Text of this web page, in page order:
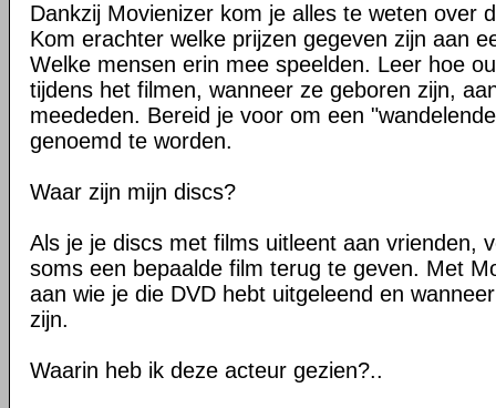
Dankzij Movienizer kom je alles te weten over
Kom erachter welke prijzen gegeven zijn aan
Welke mensen erin mee speelden. Leer hoe
tijdens het filmen, wanneer ze geboren zijn,
meededen. Bereid je voor om een
genoemd te worden.
Waar zijn mijn discs?
Als je je discs met films uitleent aan vrienden,
soms een bepaalde film terug te geven. Met
aan wie je die DVD hebt uitgeleend en
zijn.
Waarin heb ik deze acteur gezien?..